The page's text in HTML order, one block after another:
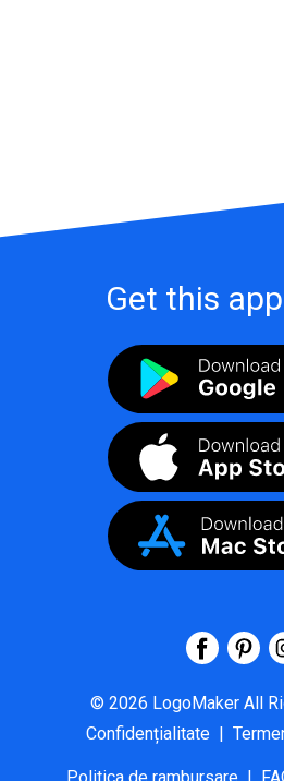
Get this
© 2026 LogoMaker All
Confidențialitate |